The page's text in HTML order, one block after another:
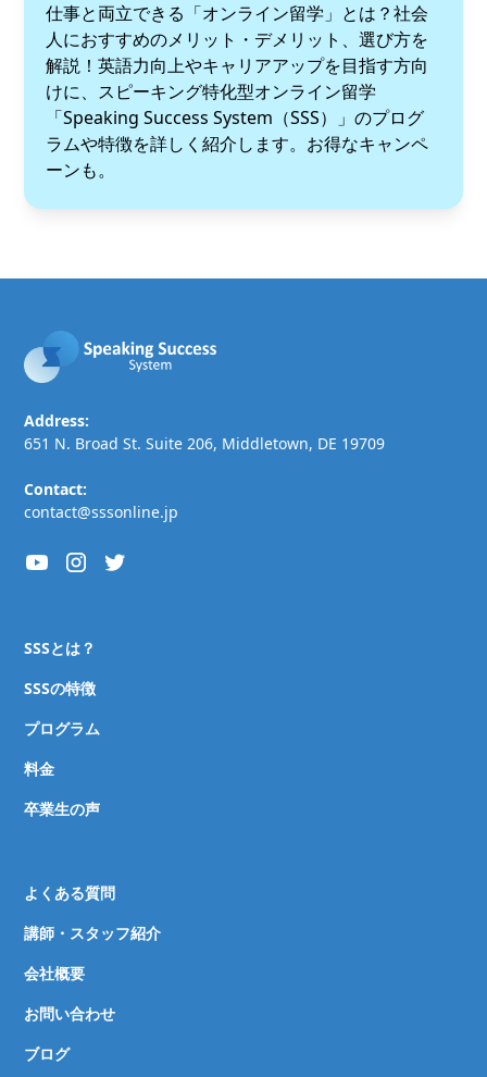
仕事と両立できる「オンライン留学」とは？社会
人におすすめのメリット・デメリット、選び方を
解説！英語力向上やキャリアアップを目指す方向
けに、スピーキング特化型オンライン留学
「Speaking Success System（SSS）」のプログ
ラムや特徴を詳しく紹介します。お得なキャンペ
ーンも。
Address:
651 N. Broad St. Suite 206, Middletown, DE 19709
Contact:
contact@sssonline.jp
SSSとは？
SSSの特徴
プログラム
料金
卒業生の声
よくある質問
講師・スタッフ紹介
会社概要
お問い合わせ
ブログ